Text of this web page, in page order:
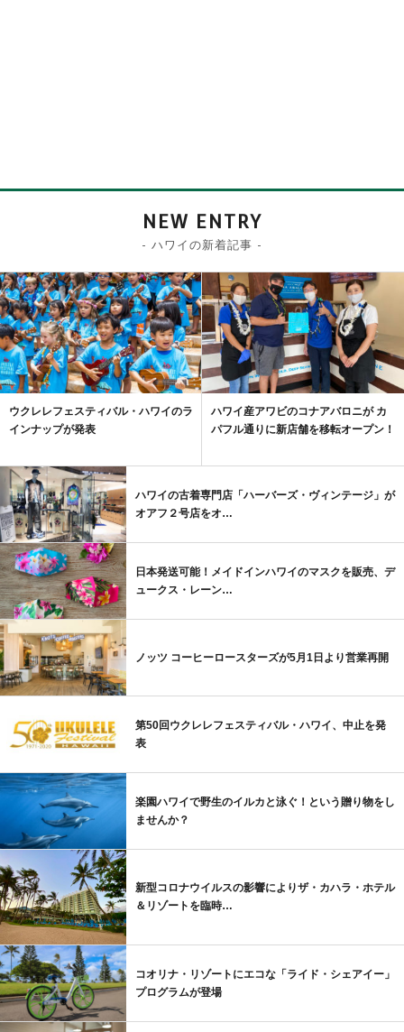
NEW ENTRY
- ハワイの新着記事 -
ウクレレフェスティバル・ハワイのラ
インナップが発表
ハワイ産アワビのコナアバロニが カ
パフル通りに新店舗を移転オープン！
ハワイの古着専門店「ハーバーズ・ヴィンテージ」が
オアフ２号店をオ…
日本発送可能！メイドインハワイのマスクを販売、デ
ュークス・レーン…
ノッツ コーヒーロースターズが5月1日より営業再開
第50回ウクレレフェスティバル・ハワイ、中止を発
表
楽園ハワイで野生のイルカと泳ぐ！という贈り物をし
ませんか？
新型コロナウイルスの影響によりザ・カハラ・ホテル
＆リゾートを臨時…
コオリナ・リゾートにエコな「ライド・シェアイー」
プログラムが登場